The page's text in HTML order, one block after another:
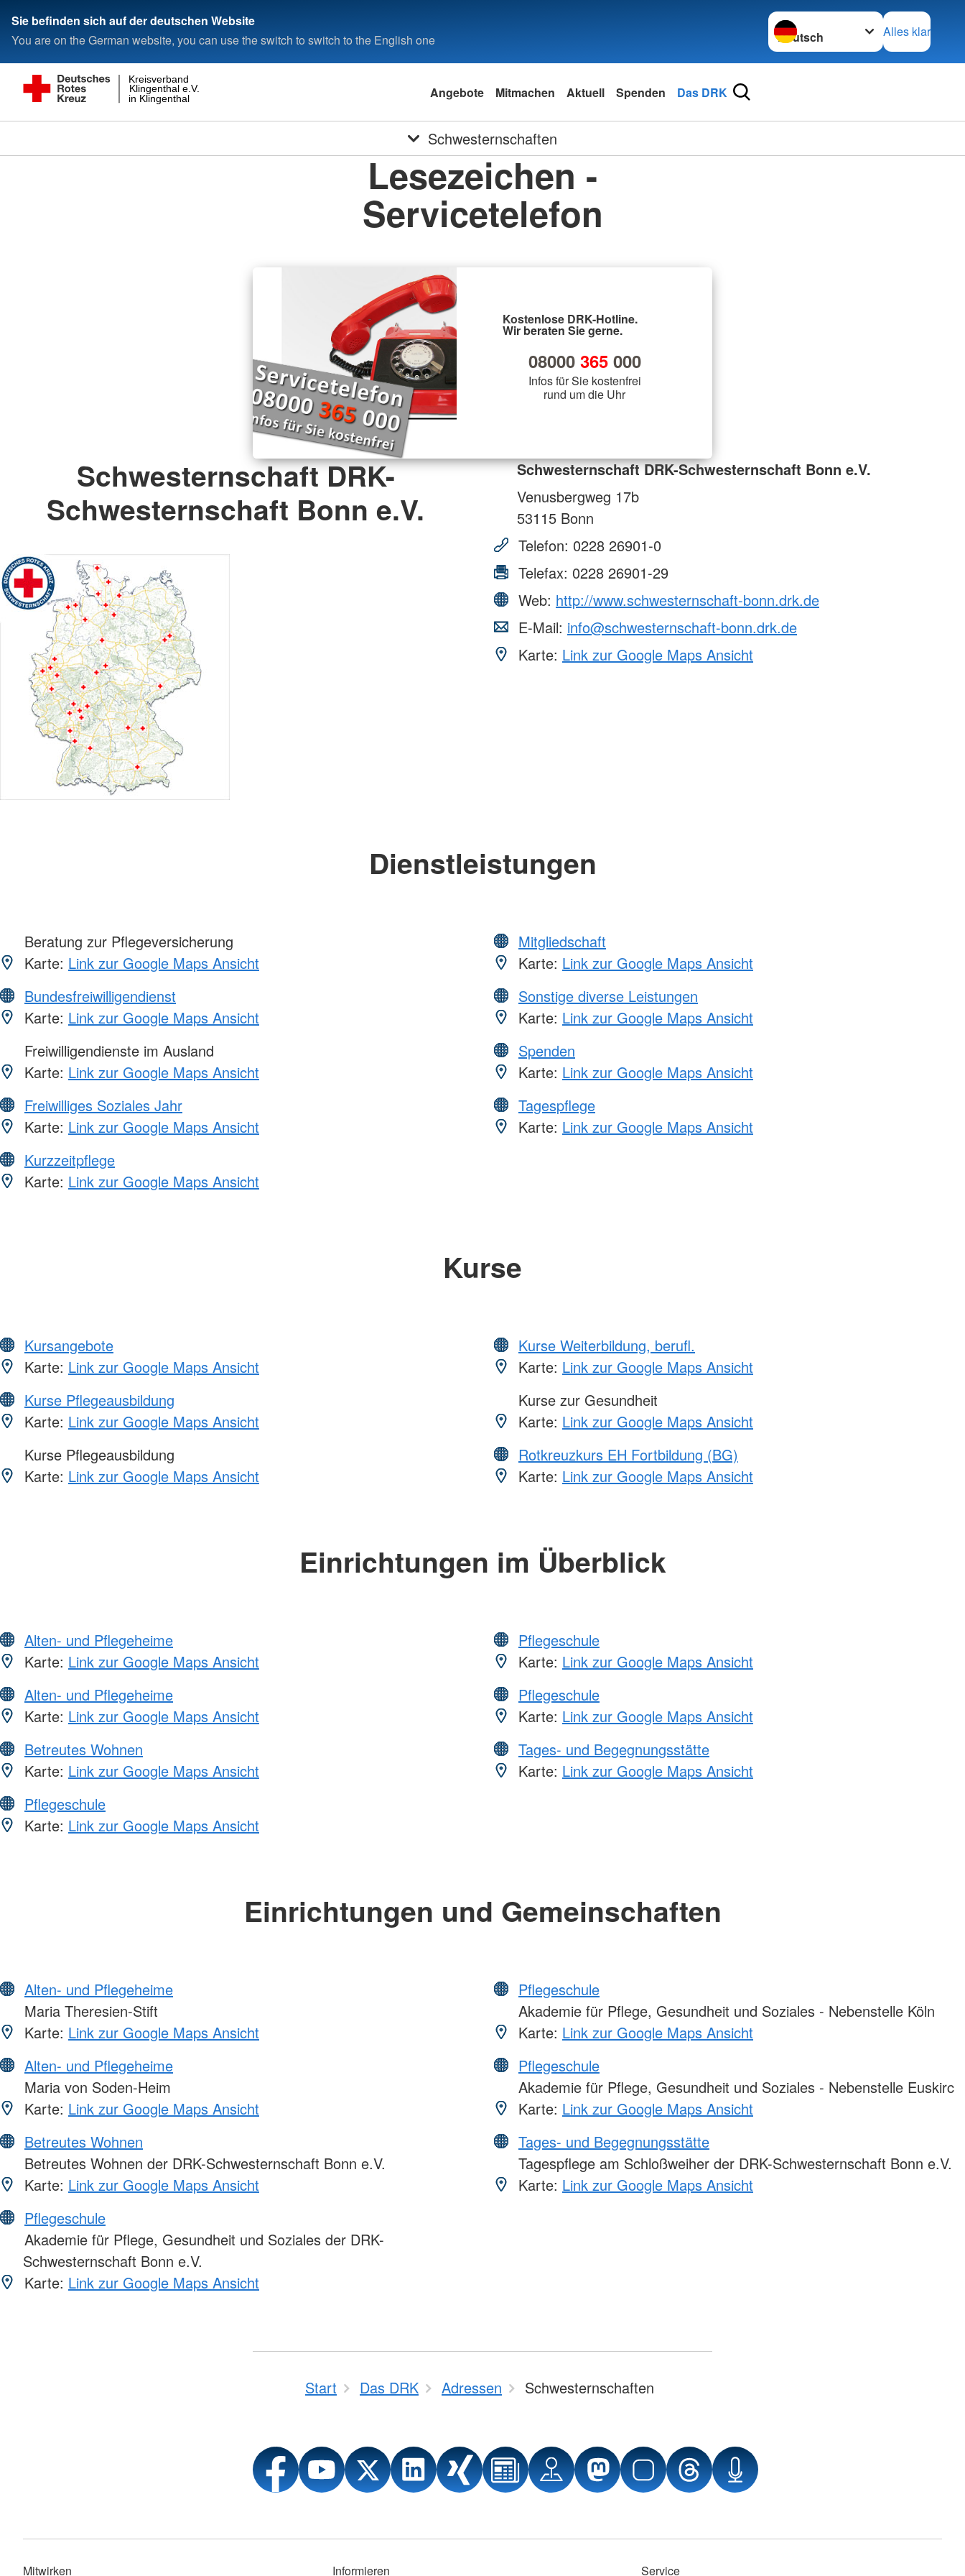
Sie befinden sich auf der deutschen Website
You are on the German website, you can use the switch to switch to the English one
Sprache wechseln zu
Alles klar
in Klingenthal
Klingenthal e.V.
Kreisverband
Angebote Mitmachen Aktuell Spenden Das DRK
Schwesternschaften
Lesezeichen -
Servicetelefon
Kostenlose DRK-Hotline.
Wir beraten Sie gerne.
08000 365000
Infos für Sie kostenfrei
rund um die Uhr
Schwesternschaft DRK-
Schwesternschaft Bonn e.V.
Schwesternschaft DRK-Schwesternschaft Bonn e.V.
Venusbergweg 17b
53115 Bonn
Telefon: 0228 26901-0
Telefax: 0228 26901-29
Web: http://www.schwesternschaft-bonn.drk.de
E-Mail: info@schwesternschaft-bonn.drk.de
Karte: Link zur Google Maps Ansicht
Dienstleistungen
Beratung zur Pflegeversicherung
Karte: Link zur Google Maps Ansicht
Bundesfreiwilligendienst
Karte: Link zur Google Maps Ansicht
Freiwilligendienste im Ausland
Karte: Link zur Google Maps Ansicht
Freiwilliges Soziales Jahr
Karte: Link zur Google Maps Ansicht
Kurzzeitpflege
Karte: Link zur Google Maps Ansicht
Mitgliedschaft
Karte: Link zur Google Maps Ansicht
Sonstige diverse Leistungen
Karte: Link zur Google Maps Ansicht
Spenden
Karte: Link zur Google Maps Ansicht
Tagespflege
Karte: Link zur Google Maps Ansicht
Kurse
Kursangebote
Karte: Link zur Google Maps Ansicht
Kurse Pflegeausbildung
Karte: Link zur Google Maps Ansicht
Kurse Pflegeausbildung
Karte: Link zur Google Maps Ansicht
Kurse Weiterbildung, berufl.
Karte: Link zur Google Maps Ansicht
Kurse zur Gesundheit
Karte: Link zur Google Maps Ansicht
Rotkreuzkurs EH Fortbildung (BG)
Karte: Link zur Google Maps Ansicht
Einrichtungen im Überblick
Alten- und Pflegeheime
Karte: Link zur Google Maps Ansicht
Alten- und Pflegeheime
Karte: Link zur Google Maps Ansicht
Betreutes Wohnen
Karte: Link zur Google Maps Ansicht
Pflegeschule
Karte: Link zur Google Maps Ansicht
Pflegeschule
Karte: Link zur Google Maps Ansicht
Pflegeschule
Karte: Link zur Google Maps Ansicht
Tages- und Begegnungsstätte
Karte: Link zur Google Maps Ansicht
Einrichtungen und Gemeinschaften
Alten- und Pflegeheime
Maria Theresien-Stift
Karte: Link zur Google Maps Ansicht
Alten- und Pflegeheime
Maria von Soden-Heim
Karte: Link zur Google Maps Ansicht
Betreutes Wohnen
Betreutes Wohnen der DRK-Schwesternschaft Bonn e.V.
Karte: Link zur Google Maps Ansicht
Pflegeschule
Akademie für Pflege, Gesundheit und Soziales der DRK-
Schwesternschaft Bonn e.V.
Karte: Link zur Google Maps Ansicht
Pflegeschule
Akademie für Pflege, Gesundheit und Soziales - Nebenstelle Köln
Karte: Link zur Google Maps Ansicht
Pflegeschule
Akademie für Pflege, Gesundheit und Soziales - Nebenstelle Euskirc
Karte: Link zur Google Maps Ansicht
Tages- und Begegnungsstätte
Tagespflege am Schloßweiher der DRK-Schwesternschaft Bonn e.V.
Karte: Link zur Google Maps Ansicht
Start Das DRK Adressen Schwesternschaften
Mitwirken Informieren Service